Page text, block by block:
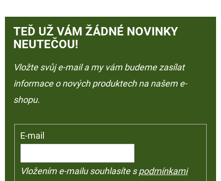
TEĎ UŽ VÁM ŽÁDNÉ NOVINKY
NEUTEČOU!
Vložte svůj e-mail a my vám budeme zasílat
informace o nových produktech na našem e-
shopu.
E-mail
Vložením e-mailu souhlasíte spodmínkami